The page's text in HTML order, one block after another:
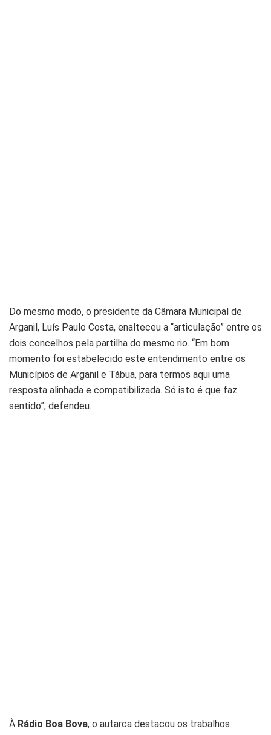
Do mesmo modo, o presidente da Câmara Municipal de
Arganil, Luís Paulo Costa, enalteceu a “articulação” entre os
dois concelhos pela partilha do mesmo rio. “Em bom
momento foi estabelecido este entendimento entre os
Municípios de Arganil e Tábua, para termos aqui uma
resposta alinhada e compatibilizada. Só isto é que faz
sentido”, defendeu.
À Rádio Boa Bova, o autarca destacou os trabalhos